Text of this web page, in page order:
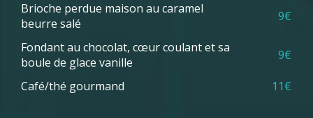
Brioche perdue maison au caramel
beurre salé
9€
Fondant au chocolat, cœur coulant et sa
boule de glace vanille
9€
Café/thé gourmand 11€